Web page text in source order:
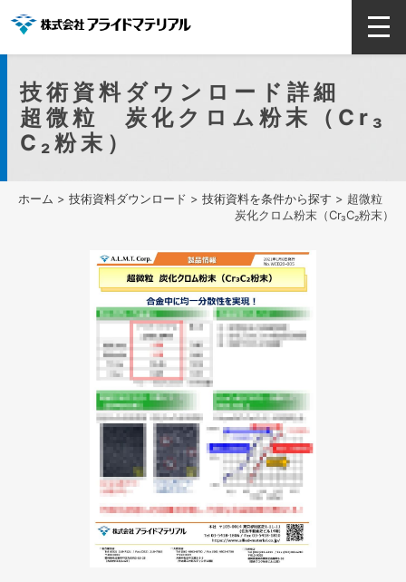
ホーム > 技術資料ダウンロード > 技術資料を条件から探す > 超微粒
炭化クロム粉末（Cr₃C₂粉末）
技術資料ダウンロード詳細
超微粒 炭化クロム粉末（Cr₃
C₂粉末）